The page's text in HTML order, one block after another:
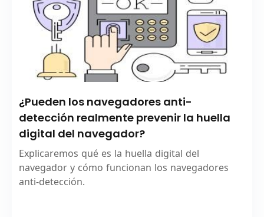
¿Pueden los navegadores anti-
detección realmente prevenir la huella
digital del navegador?
Explicaremos qué es la huella digital del
navegador y cómo funcionan los navegadores
anti-detección.